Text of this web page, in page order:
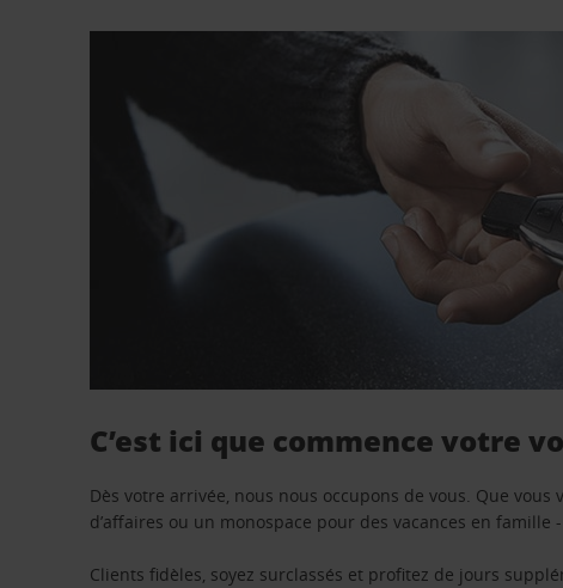
C’est ici que commence votre
Dès votre arrivée, nous nous occupons de vous. Que
d’affaires ou un monospace pour des vacances en
Clients fidèles, soyez surclassés et profitez de jours